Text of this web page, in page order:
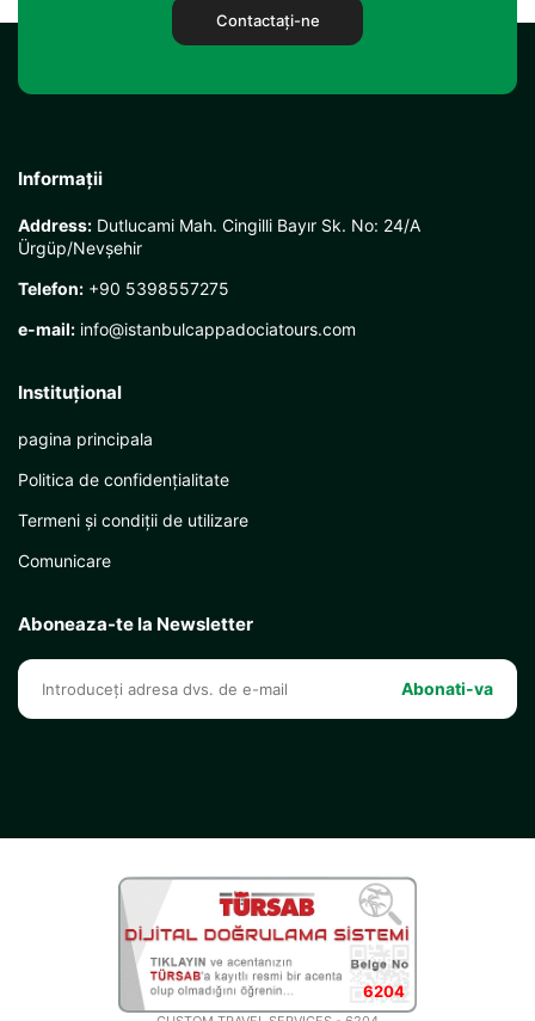
Contactaţi-ne
Informații
Address: Dutlucami Mah. Cingilli Bayır Sk. No: 24/A
Ürgüp/Nevşehir
Telefon: +90 5398557275
e-mail: info@istanbulcappadociatours.com
Instituţional
pagina principala
Politica de confidențialitate
Termeni și condiții de utilizare
Comunicare
Aboneaza-te la Newsletter
Abonati-va
6204